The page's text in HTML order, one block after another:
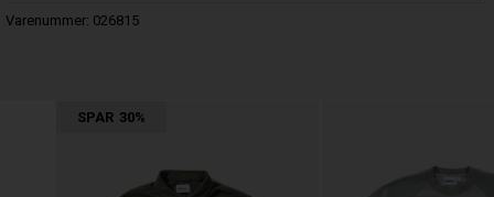
Varenummer: 026815
SPAR 30%